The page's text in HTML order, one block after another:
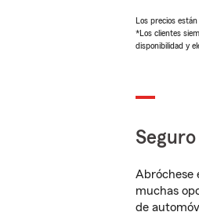
Los precios
*Los clientes
disponibilidad y
Abróchese
muchas
de